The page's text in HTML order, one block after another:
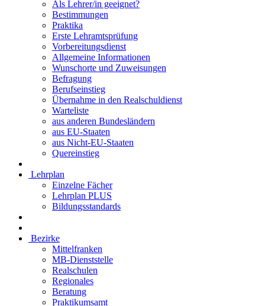
Als Lehrer/in geeignet?
Bestimmungen
Praktika
Erste Lehramtsprüfung
Vorbereitungsdienst
Allgemeine Informationen
Wunschorte und Zuweisungen
Befragung
Berufseinstieg
Übernahme in den Realschuldienst
Warteliste
aus anderen Bundesländern
aus EU-Staaten
aus Nicht-EU-Staaten
Quereinstieg
Lehrplan
Einzelne Fächer
Lehrplan PLUS
Bildungsstandards
Bezirke
Mittelfranken
MB-Dienststelle
Realschulen
Regionales
Beratung
Praktikumsamt